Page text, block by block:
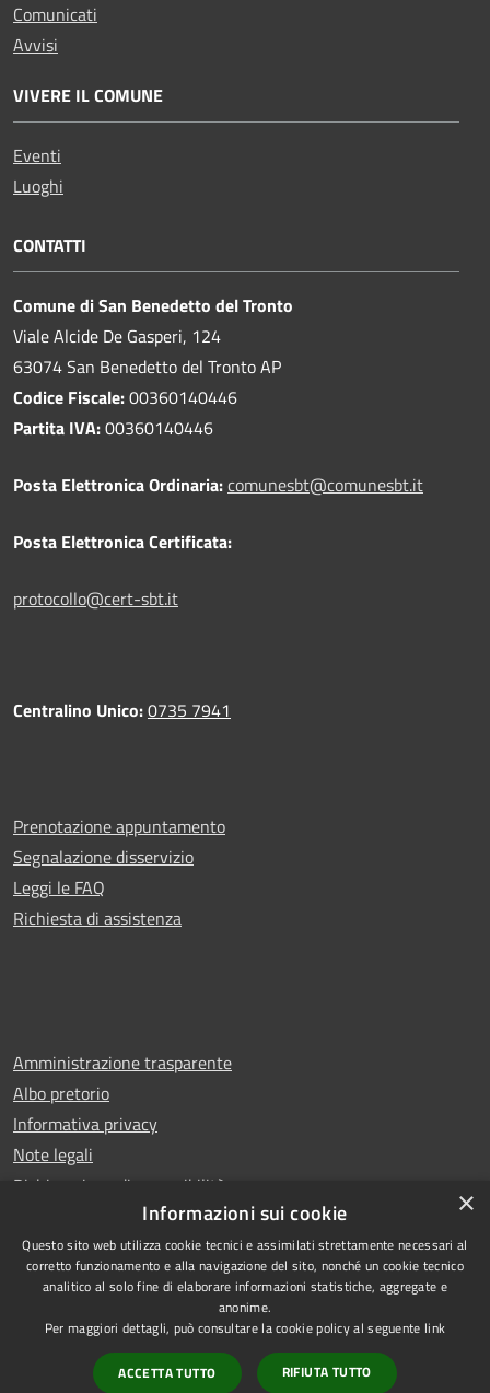
Comunicati
Avvisi
VIVERE IL COMUNE
Eventi
Luoghi
CONTATTI
Comune di San Benedetto del Tronto
Viale Alcide De Gasperi, 124
63074 San Benedetto del Tronto AP
Codice Fiscale:00360140446
Partita IVA:00360140446
Posta Elettronica Ordinaria:comunesbt@comunesbt.it
Posta Elettronica Certificata:
protocollo@cert-sbt.it
Centralino Unico:0735 7941
Prenotazione appuntamento
Segnalazione disservizio
Leggi le FAQ
Richiesta di assistenza
Amministrazione trasparente
Albo pretorio
Informativa privacy
Note legali
Dichiarazione di accessibilità
RSS
Accessibilità
Copyright © 2025 Comune di
San Benedetto del Tronto
Powered byMunicipium
Accesso redazione
×
Informazioni sui cookie
Questo sito web utilizza cookie tecnici e assimilati strettamente necessari al
corretto funzionamento e alla navigazione del sito, nonché un cookie tecnico
analitico al solo fine di elaborare informazioni statistiche, aggregate e
anonime.
Per maggiori dettagli, può consultare la cookie policy al seguente link
ACCETTA TUTTO RIFIUTA TUTTO